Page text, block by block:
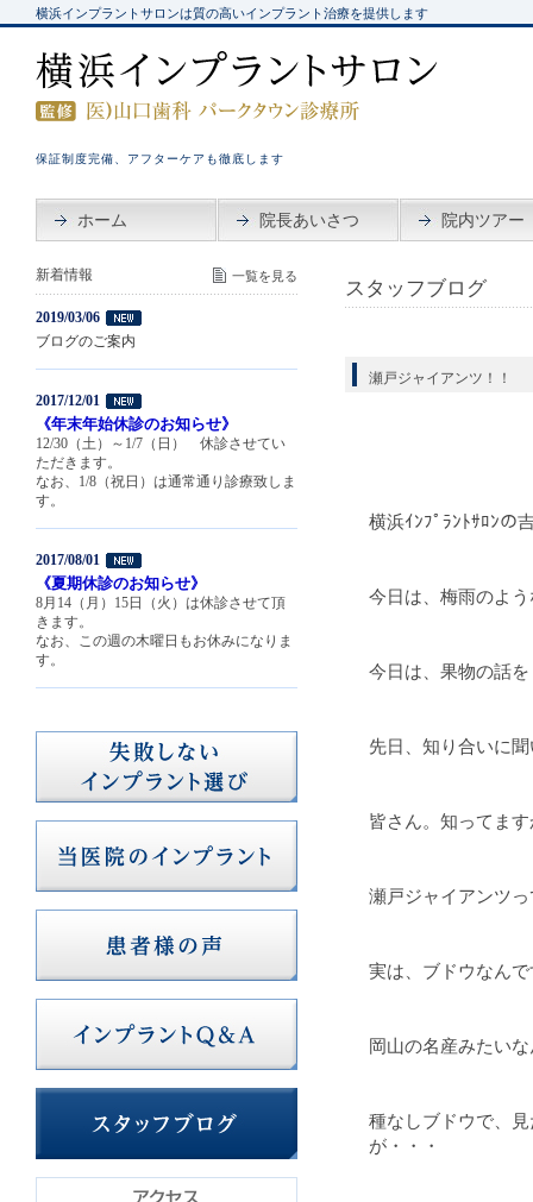
横浜インプラントサロンは質の高いインプラント治療を提供します
保証制度完備、アフターケアも徹底します
ホーム 院長あいさつ 院内ツアー
スタッフブログ
瀬戸ジャイアンツ！！
横浜ｲﾝﾌﾟﾗﾝﾄｻﾛﾝの
今日は、梅雨のよ
今日は、果物の話
先日、知り合いに
皆さん。知ってま
瀬戸ジャイアンツ
実は、ブドウなんで
岡山の名産みたい
種なしブドウで、
が・・・
新着情報 一覧を見る
2019/03/06
ブログのご案内
2017/12/01
《年末年始休診のお知らせ》
12/30（土）～1/7（日） 休診させてい
ただきます。
なお、1/8（祝日）は通常通り診療致しま
す。
2017/08/01
《夏期休診のお知らせ》
8月14（月）15日（火）は休診させて頂
きます。
なお、この週の木曜日もお休みになりま
す。